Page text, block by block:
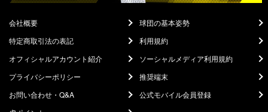
会社概要
球団の基本姿勢
特定商取引法の表記
利用規約
オフィシャルアカウント紹介
ソーシャルメディア利用規約
プライバシーポリシー
推奨端末
お問い合わせ・Q&A
公式モバイル会員登録